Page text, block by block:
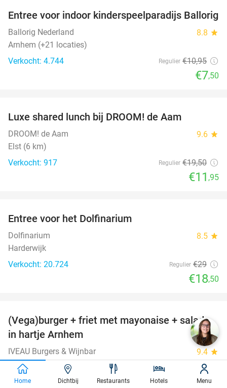
32%
Entree voor indoor kinderspeelparadijs Ballorig
Ballorig Nederland 8.8 star
Arnhem (+21 locaties)
Verkocht: 4.744
Regulier €10,95
€7,50
Luxe shared lunch bij DROOM! de Aam
DROOM! de Aam 9.6 star
Elst (6 km)
Verkocht: 917
Regulier €19,50
€11 ,95
Entree voor het Dolfinarium
Dolfinarium 8.5 star
Harderwijk
Verkocht: 20.724
Regulier €29
€18,50
36%
(Vega)burger + friet met mayonaise + salade
in hartje Arnhem
IVEAU Burgers & Wijnbar 9.4 star
Arnhem
Verkocht: 410
Regulier ,95
Home Dichtbij Restaurants Hotels Menu